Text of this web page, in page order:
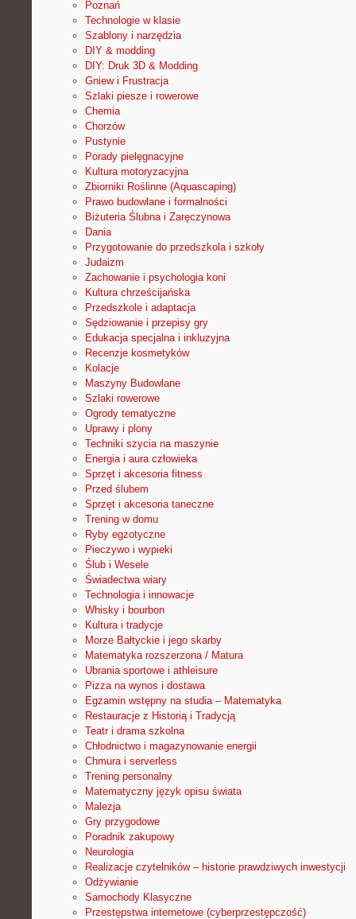
Poznań
Technologie w klasie
Szablony i narzędzia
DIY & modding
DIY: Druk 3D & Modding
Gniew i Frustracja
Szlaki piesze i rowerowe
Chemia
Chorzów
Pustynie
Porady pielęgnacyjne
Kultura motoryzacyjna
Zbiorniki Roślinne (Aquascaping)
Prawo budowlane i formalności
Biżuteria Ślubna i Zaręczynowa
Dania
Przygotowanie do przedszkola i szkoły
Judaizm
Zachowanie i psychologia koni
Kultura chrześcijańska
Przedszkole i adaptacja
Sędziowanie i przepisy gry
Edukacja specjalna i inkluzyjna
Recenzje kosmetyków
Kolacje
Maszyny Budowlane
Szlaki rowerowe
Ogrody tematyczne
Uprawy i plony
Techniki szycia na maszynie
Energia i aura człowieka
Sprzęt i akcesoria fitness
Przed ślubem
Sprzęt i akcesoria taneczne
Trening w domu
Ryby egzotyczne
Pieczywo i wypieki
Ślub i Wesele
Świadectwa wiary
Technologia i innowacje
Whisky i bourbon
Kultura i tradycje
Morze Bałtyckie i jego skarby
Matematyka rozszerzona / Matura
Ubrania sportowe i athleisure
Pizza na wynos i dostawa
Egzamin wstępny na studia – Matematyka
Restauracje z Historią i Tradycją
Teatr i drama szkolna
Chłodnictwo i magazynowanie energii
Chmura i serverless
Trening personalny
Matematyczny język opisu świata
Malezja
Gry przygodowe
Poradnik zakupowy
Neurologia
Realizacje czytelników – historie prawdziwych inwestycji
Odżywianie
Samochody Klasyczne
Przestępstwa internetowe (cyberprzestępczość)